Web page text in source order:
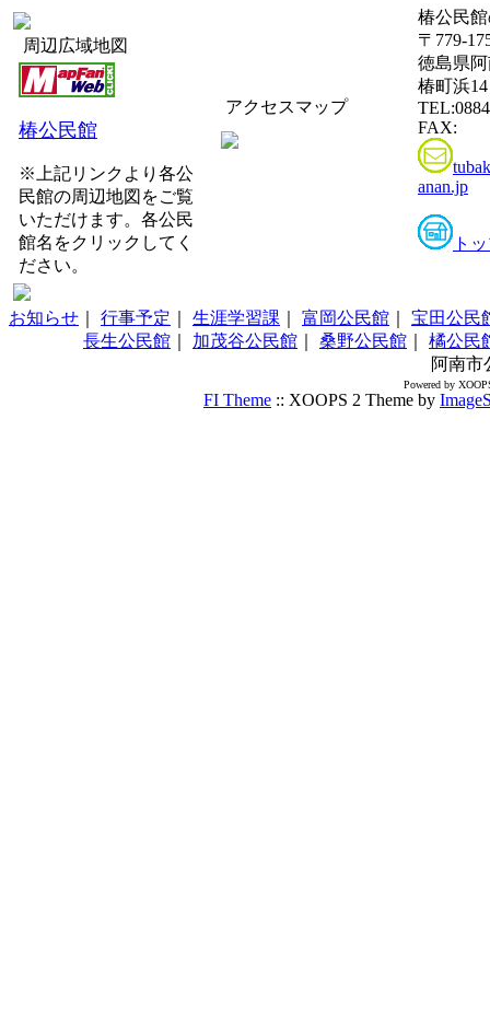
周辺広域地図
椿公民館
※上記リンクより各公
民館の周辺地図をご覧
いただけます。各公民
館名をクリックしてく
ださい。
アクセスマップ
椿公民
〒779-
徳島県
椿町浜14
FAX:
anan.jp
ト
お知らせ 行事予定 生涯学習課 富岡公民館
宝田公民
長生公民館
加茂谷公民館 桑野公民館
橘公民
阿南市
Powered by
FI Theme :: XOOPS 2 Theme by